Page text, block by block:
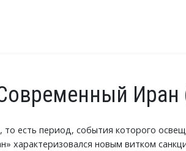
Иран
то есть период, события которого
характеризовался новым витком